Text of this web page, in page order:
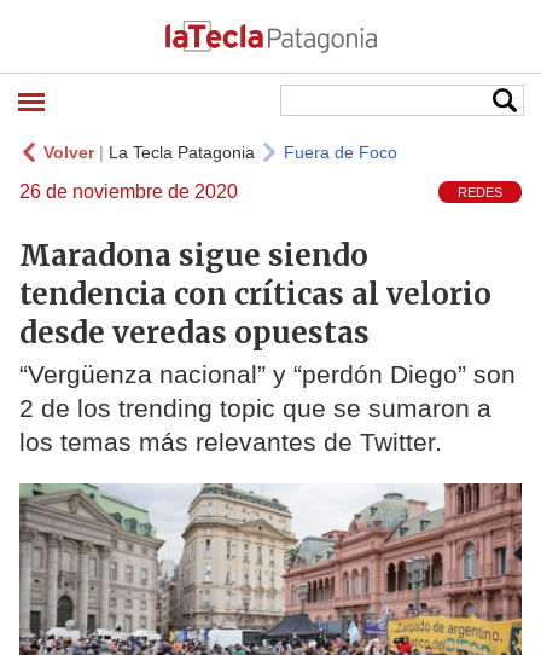
Volver| La Tecla Patagonia Fuera de Foco
26 de noviembre de 2020 REDES
Maradona sigue siendo
tendencia con críticas al velorio
desde veredas opuestas
“Vergüenza nacional” y “perdón Diego” son
2 de los trending topic que se sumaron a
los temas más relevantes de Twitter.